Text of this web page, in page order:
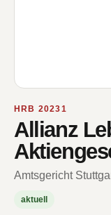
HRB 20231
Allianz
Amtsgericht
aktuell